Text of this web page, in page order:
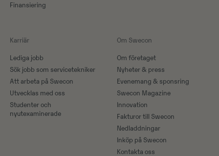
Finansiering
Karriär
Lediga jobb
Sök jobb som servicetekniker
Att arbeta på Swecon
Utvecklas med oss
Studenter och
nyutexaminerade
Om Swecon
Om företaget
Nyheter & press
Evenemang & sponsring
Swecon Magazine
Innovation
Fakturor till Swecon
Nedladdningar
Inköp på Swecon
Kontakta oss